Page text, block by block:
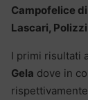
Campofelice
Lascari,
I primi risultati
Gela dove in
rispettivamente